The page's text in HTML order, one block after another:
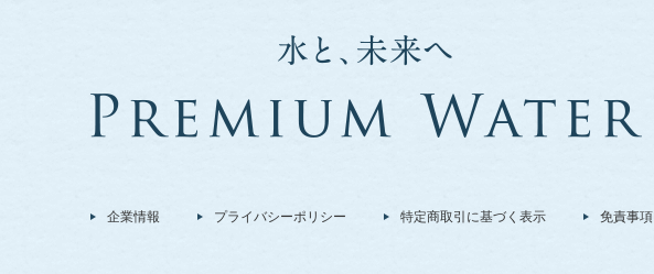
企業情報 プライバシーポリシー 特定商取引に基づく表示 免責事項